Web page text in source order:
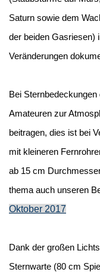
Saturn sowie dem
der beiden Gasriesen)
Veränderungen
Bei
Amateuren zur
beitragen, dies ist bei
mit kleineren
ab 15 cm
thema auch unseren
Oktober 2017
Dank der großen
Sternwarte (80 cm